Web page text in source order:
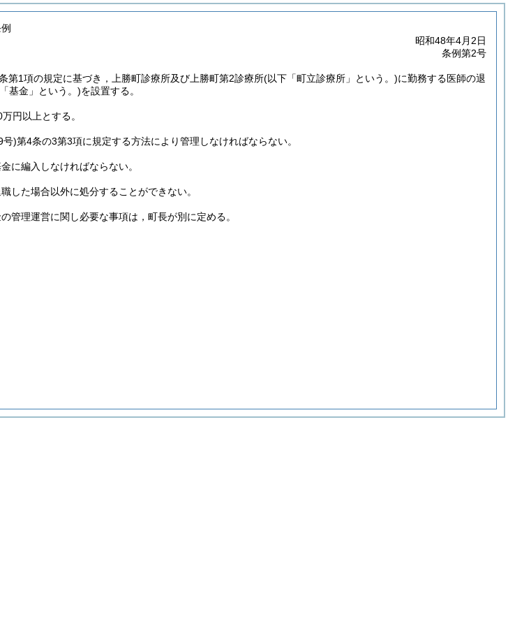
昭和48年4月2日
条例第2号
第1項の規定に基づき，上勝町診療所及び上勝町第2診療所(以下「町立診療所」という。)に勤務する医師の退
基金」という。)を設置する。
円以上とする。
号)第4条の3第3項に規定する方法により管理しなければならない。
に編入しなければならない。
した場合以外に処分することができない。
管理運営に関し必要な事項は，町長が別に定める。